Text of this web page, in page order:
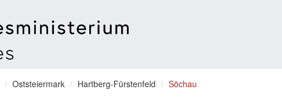
Oststeiermark Hartberg-Fürstenfeld Söchau